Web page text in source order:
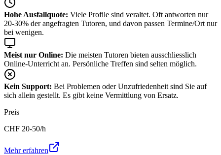
Hohe Ausfallquote: Viele Profile sind veraltet. Oft antworten nur
20-30% der angefragten Tutoren, und davon passen Termine/Ort nur
bei wenigen.
Meist nur Online: Die meisten Tutoren bieten ausschliesslich
Online-Unterricht an. Persönliche Treffen sind selten möglich.
Kein Support: Bei Problemen oder Unzufriedenheit sind Sie auf
sich allein gestellt. Es gibt keine Vermittlung von Ersatz.
Preis
CHF 20-50/h
Mehr erfahren